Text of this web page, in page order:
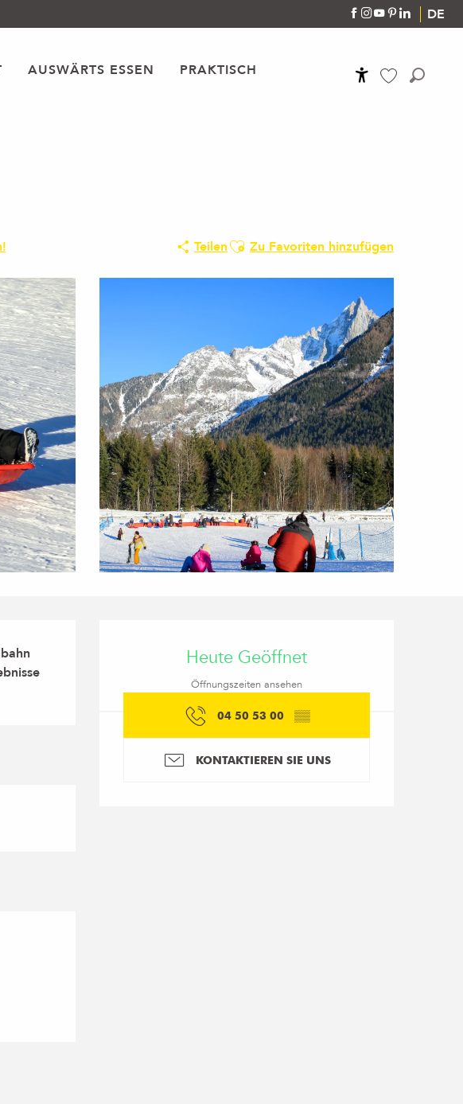
DE
AUSWÄRTS ESSEN PRAKTISCH
TeilenAjouter aux favoris
Zu Favoriten hinzufügen
Öffnungszeiten &
Heute Geöffnet
Öffnungszeiten ansehen
04 50 53 00 ▒▒
KONTAKTIEREN SIE UNS